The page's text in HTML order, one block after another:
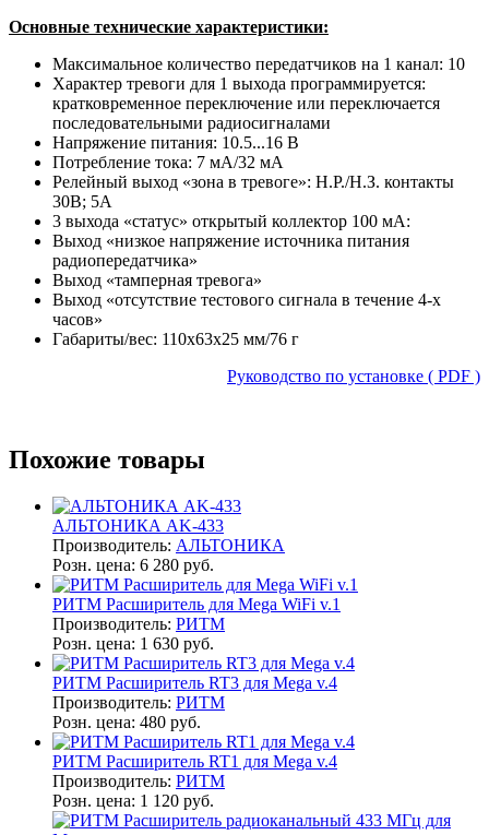
Основные технические характеристики:
Максимальное количество передатчиков на 1 канал: 10
Характер тревоги для 1 выхода программируется:
кратковременное переключение или переключается
последовательными радиосигналами
Напряжение питания: 10.5...16 В
Потребление тока: 7 мА/32 мА
Релейный выход «зона в тревоге»: Н.Р./Н.З. контакты
30В; 5А
3 выхода «статус» открытый коллектор 100 мА:
Выход «низкое напряжение источника питания
радиопередатчика»
Выход «тамперная тревога»
Выход «отсутствие тестового сигнала в течение 4-х
часов»
Габариты/вес: 110х63х25 мм/76 г
Руководство по установке ( PDF )
Похожие товары
АЛЬТОНИКА AK-433
Производитель: АЛЬТОНИКА
Розн. цена: 6 280 руб.
РИТМ Расширитель для Mega WiFi v.1
Производитель: РИТМ
Розн. цена: 1 630 руб.
РИТМ Расширитель RT3 для Mega v.4
Производитель: РИТМ
Розн. цена: 480 руб.
РИТМ Расширитель RT1 для Mega v.4
Производитель: РИТМ
Розн. цена: 1 120 руб.